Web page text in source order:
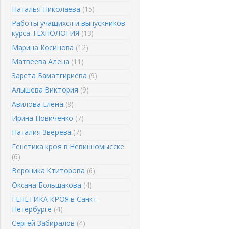
Наталья Николаева (15)
Работы учащихся и выпускников
курса ТЕХНОЛОГИЯ (13)
Марина Косинова (12)
Матвеева Алена (11)
Зарета Баматгириева (9)
Алышева Виктория (9)
Авилова Елена (8)
Ирина Новиченко (7)
Наталия Зверева (7)
Генетика кроя в Невинномысске
(6)
Вероника Ктиторова (6)
Оксана Большакова (4)
ГЕНЕТИКА КРОЯ в Санкт-
Петербурге (4)
Сергей Забиралов (4)